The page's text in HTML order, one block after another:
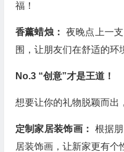
福！
香薰蜡烛： 夜晚点上一
围，让朋友们在舒适的环
No.3 “创意”才是王道！
想要让你的礼物脱颖而出
定制家居装饰画： 根据
居装饰画，让新家更有个